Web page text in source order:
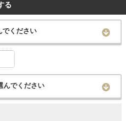
る
でください
んでください